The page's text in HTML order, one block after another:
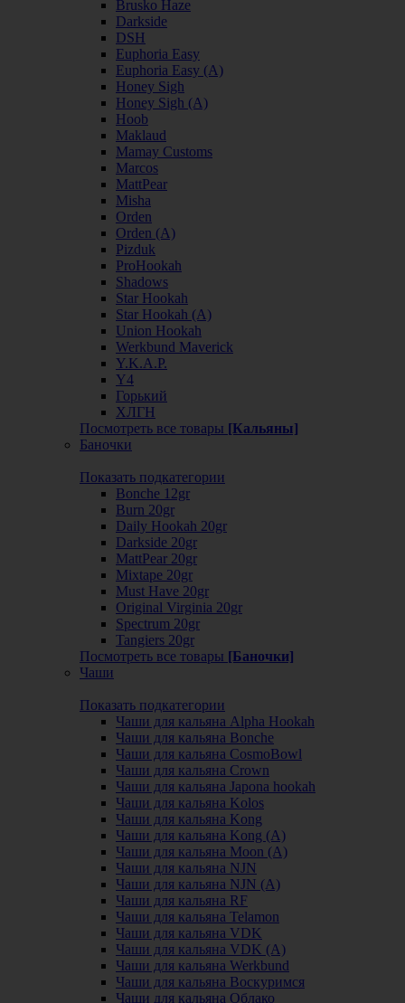
Brusko Haze
Darkside
DSH
Euphoria Easy
Euphoria Easy (А)
Honey Sigh
Honey Sigh (А)
Hoob
Maklaud
Mamay Customs
Marcos
MattPear
Misha
Orden
Orden (А)
Pizduk
ProHookah
Shadows
Star Hookah
Star Hookah (А)
Union Hookah
Werkbund Maverick
Y.K.A.P.
Y4
Горький
ХЛГН
Посмотреть все товары [Кальяны]
Баночки
Показать подкатегории
Bonche 12gr
Burn 20gr
Daily Hookah 20gr
Darkside 20gr
MattPear 20gr
Mixtape 20gr
Must Have 20gr
Original Virginia 20gr
Spectrum 20gr
Tangiers 20gr
Посмотреть все товары [Баночки]
Чаши
Показать подкатегории
Чаши для кальяна Alpha Hookah
Чаши для кальяна Bonche
Чаши для кальяна CosmoBowl
Чаши для кальяна Crown
Чаши для кальяна Japona hookah
Чаши для кальяна Kolos
Чаши для кальяна Kong
Чаши для кальяна Kong (A)
Чаши для кальяна Moon (А)
Чаши для кальяна NJN
Чаши для кальяна NJN (А)
Чаши для кальяна RF
Чаши для кальяна Telamon
Чаши для кальяна VDK
Чаши для кальяна VDK (А)
Чаши для кальяна Werkbund
Чаши для кальяна Воскуримся
Чаши для кальяна Облако